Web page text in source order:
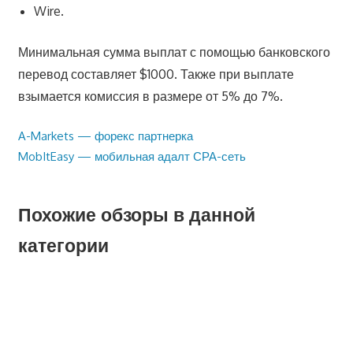
Wire.
Минимальная сумма выплат с помощью банковского
перевод составляет $1000. Также при выплате
взымается комиссия в размере от 5% до 7%.
Навигация
Предыдущая
запись:
A-Markets — форекс партнерка
Следующая
MobItEasy — мобильная адалт СРА-сеть
Похожие обзоры в данной
категории